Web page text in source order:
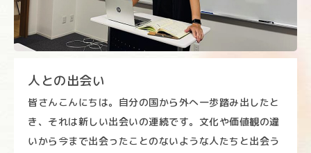
人との出会い
皆さんこんにちは。自分の国から外へ一歩踏み出したと
き、それは新しい出会いの連続です。文化や価値観の違
いから今まで出会ったことのないような人たちと出会う